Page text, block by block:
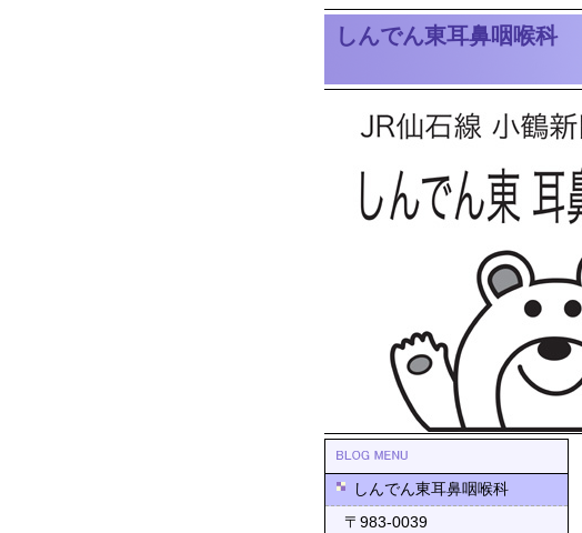
しんでん東耳鼻咽喉科
しんでん東耳鼻咽喉科
〒983-0039